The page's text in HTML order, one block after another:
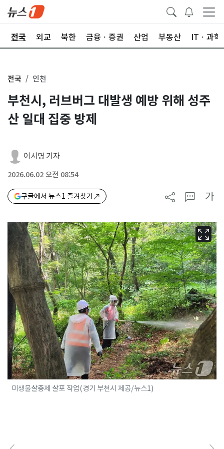
전국 외교 북한 금융ㆍ증권 산업 부동산 ITㆍ과학
전국 인천
부천시, 러브버그 대발생 예방 위해 성주
산 일대 집중 방제
이시명 기자
2026.06.02 오전 08:54
구글에서 뉴스1 즐겨찾기 가
미생물살충제 살포 작업(경기 부천시 제공/뉴스1)